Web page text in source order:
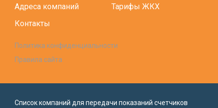
Адреса компаний
Тарифы ЖКХ
Контакты
Политика конфиденциальности
Правила сайта
Список компаний для передачи показаний счетчиков